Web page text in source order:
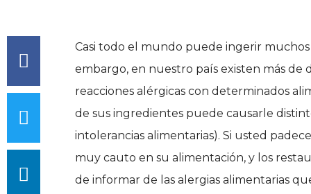
Casi todo el mundo puede ingerir
embargo, en nuestro país existen más de
reacciones alérgicas con determinados
de sus ingredientes puede causarle
intolerancias alimentarias). Si usted
muy cauto en su alimentación, y los
de informar de las alergias alimentarias